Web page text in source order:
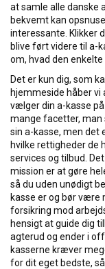
at samle alle danske
bekvemt kan
interessante. Klikker
blive ført videre til a-
om, hvad den
Det er kun dig, som
hjemmeside håber vi
vælger din a-kasse
mange facetter,
sin a-kasse, men det
hvilke rettigheder de
services og tilbud.
mission er at gøre
så du uden unødigt
kasse er og bør være
forsikring mod
hensigt at guide dig
agterud og ender i
kasserne kræver
for dit eget bedste,